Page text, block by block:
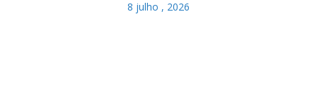
8 julho , 2026